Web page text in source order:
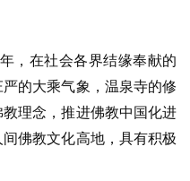
，在社会各界结缘奉献的
的大乘气象，温泉寺的修
理念，推进佛教中国化进
佛教文化高地，具有积极